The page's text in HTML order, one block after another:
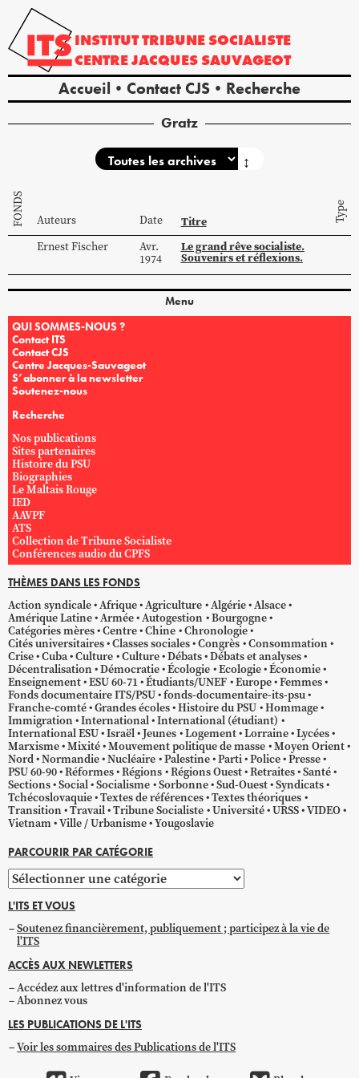
INSTITUTTRIBUNE SOCIALISTE
CENTREJACQUES SAUVAGEOT
Accueil Contact CJS Recherche
Gratz
↕
FONDS Auteurs Date Titre Type
ErnestFischer
Avr.
1974
Le grand rêve socialiste.
Souvenirs et réflexions.
Menu
QUI SOMMES-NOUS ?
Contact ITS
Contact CJS
Centre Jacques-Sauvageot
S’abonner à la newsletter
Soutenez-nous
Recherche
Nos publications
Sites partenaires
Histoire du PSU
Biographies
Le Maltais Rouge
IED
AAVPF
ATS
Collection de Tribune Socialiste
Conférences audio du CPFS
THÈMES DANS LES FONDS
Action syndicale Afrique Agriculture Algérie Alsace
Amérique Latine Armée Autogestion
Bourgogne
Catégories mères Centre Chine Chronologie
Cités universitaires Classes sociales Congrès Consommation
Crise Cuba Culture Culture Débats Débats et analyses
Décentralisation Démocratie Écologie Ecologie Économie
Enseignement ESU 60-71 Étudiants/UNEF Europe Femmes
Fonds documentaire ITS/PSU fonds-documentaire-its-psu
Franche-comté Grandes écoles Histoire du PSU Hommage
Immigration International International (étudiant)
International ESU Israël Jeunes Logement Lorraine Lycées
Marxisme Mixité Mouvement politique de masse Moyen Orient
Nord Normandie Nucléaire Palestine Parti Police Presse
PSU 60-90 Réformes Régions Régions Ouest Retraites Santé
Sections Social Socialisme Sorbonne Sud-Ouest Syndicats
Tchécoslovaquie Textes de références Textes théoriques
Transition Travail Tribune Socialiste Université URSS VIDEO
Vietnam Ville / Urbanisme Yougoslavie
PARCOURIR PAR CATÉGORIE
Parcourir
par
catégorie
L'ITS ET VOUS
Soutenez financièrement, publiquement ; participez à la vie de
l'ITS
ACCÈS AUX NEWLETTERS
Accédez aux lettres d'information de l'ITS
Abonnez vous
LES PUBLICATIONS DE L'ITS
Voir les sommaires des Publications de l'ITS